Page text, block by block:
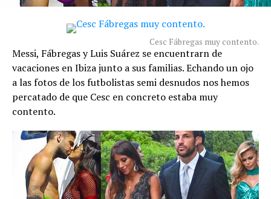
Cesc Fábregas muy contento.
Messi, Fábregas y Luis Suárez se encuentrarn de
vacaciones en Ibiza junto a sus familias. Echando un ojo
a las fotos de los futbolistas semi desnudos nos hemos
percatado de que Cesc en concreto estaba muy
contento.